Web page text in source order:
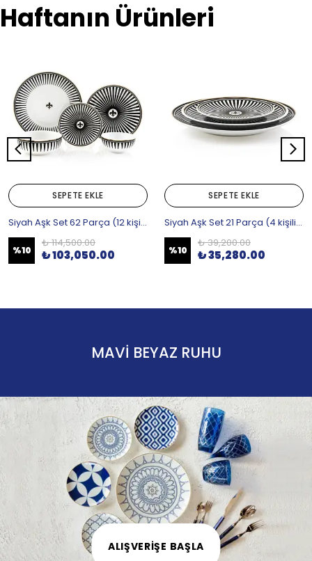
Haftanın Ürünleri
SEPETE EKLE
Siyah Aşk Set 62 Parça (12 kişilik)
%10
₺ 114,500.00
₺ 103,050.00
SEPETE EKLE
Siyah Aşk Set 21 Parça (4 kişilik)
%10
₺ 39,200.00
₺ 35,280.00
MAVİ BEYAZ RUHU
ALIŞVERİŞE BAŞLA